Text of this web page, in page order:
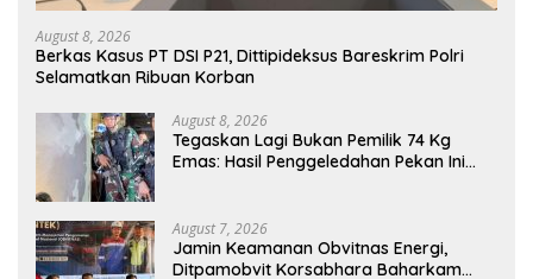
August 8, 2026
Berkas Kasus PT DSI P21, Dittipideksus Bareskrim Polri
Selamatkan Ribuan Korban
August 8, 2026
Tegaskan Lagi Bukan Pemilik 74 Kg
Emas: Hasil Penggeledahan Pekan Ini
August 7, 2026
Jamin Keamanan Obvitnas Energi,
Ditpamobvit Korsabhara Baharkam